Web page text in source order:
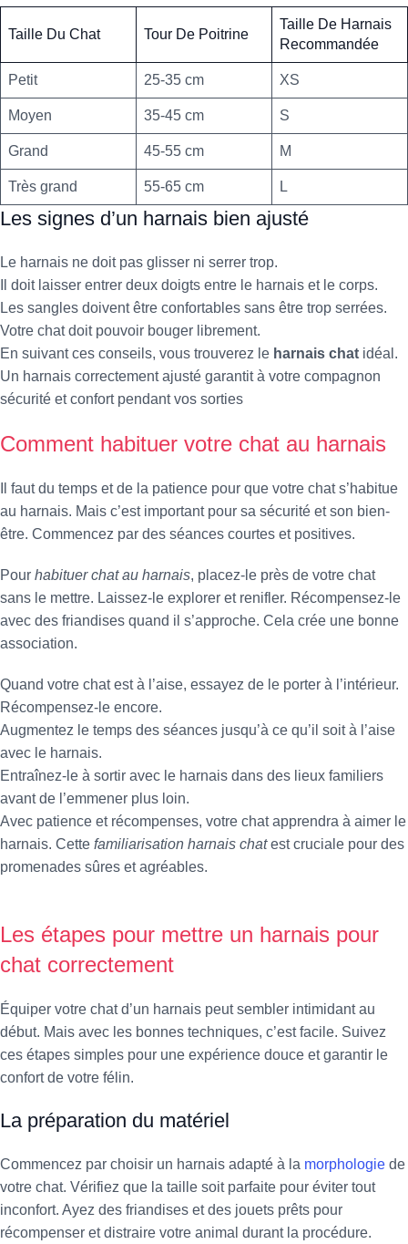
Taille Du Chat Tour De Poitrine
Taille De Harnais
Recommandée
Petit 25-35 cm XS
Moyen 35-45 cm S
Grand 45-55 cm M
Très grand 55-65 cm L
Les signes d’un harnais bien ajusté
Le harnais ne doit pas glisser ni serrer trop.
Il doit laisser entrer deux doigts entre le harnais et le corps.
Les sangles doivent être confortables sans être trop serrées.
Votre chat doit pouvoir bouger librement.
En suivant ces conseils, vous trouverez le harnais chat idéal.
Un harnais correctement ajusté garantit à votre compagnon
sécurité et confort pendant vos sorties
Comment habituer votre chat au harnais
Il faut du temps et de la patience pour que votre chat s’habitue
au harnais. Mais c’est important pour sa sécurité et son bien-
être. Commencez par des séances courtes et positives.
Pour habituer chat au harnais, placez-le près de votre chat
sans le mettre. Laissez-le explorer et renifler. Récompensez-le
avec des friandises quand il s’approche. Cela crée une bonne
association.
Quand votre chat est à l’aise, essayez de le porter à l’intérieur.
Récompensez-le encore.
Augmentez le temps des séances jusqu’à ce qu’il soit à l’aise
avec le harnais.
Entraînez-le à sortir avec le harnais dans des lieux familiers
avant de l’emmener plus loin.
Avec patience et récompenses, votre chat apprendra à aimer le
harnais. Cette familiarisation harnais chatest cruciale pour des
promenades sûres et agréables.
Les étapes pour mettre un harnais pour
chat correctement
Équiper votre chat d’un harnais peut sembler intimidant au
début. Mais avec les bonnes techniques, c’est facile. Suivez
ces étapes simples pour une expérience douce et garantir le
confort de votre félin.
La préparation du matériel
Commencez par choisir un harnais adapté à la morphologie de
votre chat. Vérifiez que la taille soit parfaite pour éviter tout
inconfort. Ayez des friandises et des jouets prêts pour
récompenser et distraire votre animal durant la procédure.